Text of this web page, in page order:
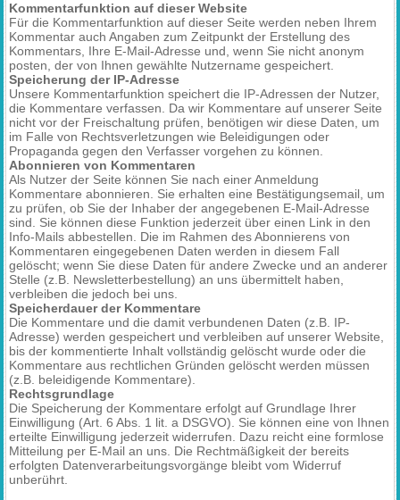
Kommentarfunktion auf dieser Website
Für die Kommentarfunktion auf dieser Seite werden neben Ihrem
Kommentar auch Angaben zum Zeitpunkt der Erstellung des
Kommentars, Ihre E-Mail-Adresse und, wenn Sie nicht anonym
posten, der von Ihnen gewählte Nutzername gespeichert.
Speicherung der IP-Adresse
Unsere Kommentarfunktion speichert die IP-Adressen der Nutzer,
die Kommentare verfassen. Da wir Kommentare auf unserer Seite
nicht vor der Freischaltung prüfen, benötigen wir diese Daten, um
im Falle von Rechtsverletzungen wie Beleidigungen oder
Propaganda gegen den Verfasser vorgehen zu können.
Abonnieren von Kommentaren
Als Nutzer der Seite können Sie nach einer Anmeldung
Kommentare abonnieren. Sie erhalten eine Bestätigungsemail, um
zu prüfen, ob Sie der Inhaber der angegebenen E-Mail-Adresse
sind. Sie können diese Funktion jederzeit über einen Link in den
Info-Mails abbestellen. Die im Rahmen des Abonnierens von
Kommentaren eingegebenen Daten werden in diesem Fall
gelöscht; wenn Sie diese Daten für andere Zwecke und an anderer
Stelle (z.B. Newsletterbestellung) an uns übermittelt haben,
verbleiben die jedoch bei uns.
Speicherdauer der Kommentare
Die Kommentare und die damit verbundenen Daten (z.B. IP-
Adresse) werden gespeichert und verbleiben auf unserer Website,
bis der kommentierte Inhalt vollständig gelöscht wurde oder die
Kommentare aus rechtlichen Gründen gelöscht werden müssen
(z.B. beleidigende Kommentare).
Rechtsgrundlage
Die Speicherung der Kommentare erfolgt auf Grundlage Ihrer
Einwilligung (Art. 6 Abs. 1 lit. a DSGVO). Sie können eine von Ihnen
erteilte Einwilligung jederzeit widerrufen. Dazu reicht eine formlose
Mitteilung per E-Mail an uns. Die Rechtmäßigkeit der bereits
erfolgten Datenverarbeitungsvorgänge bleibt vom Widerruf
unberührt.